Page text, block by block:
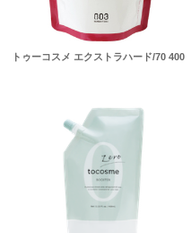
トゥーコスメ エクストラハード/70 400